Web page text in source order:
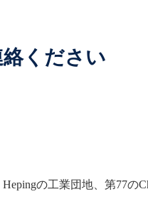
ください
の工業団地、第77の